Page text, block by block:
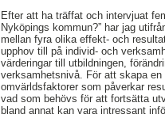
Efter att ha träffat och intervjuat
Nyköpings kommun?” har jag
mellan fyra olika effekt- och
upphov till på individ- och
värderingar till utbildningen,
verksamhetsnivå. För att skapa
omvärldsfaktorer som påverkar
vad som behövs för att fortsätta
bland annat kan vara intressant